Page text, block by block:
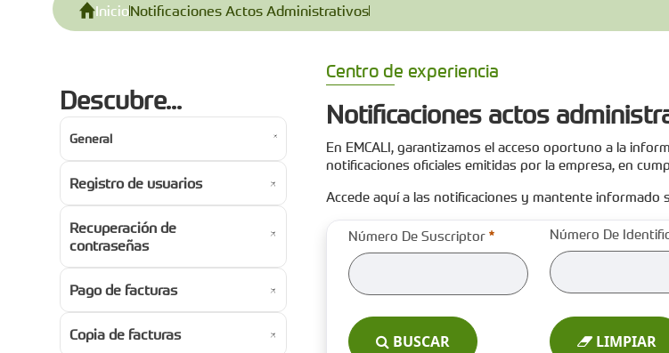
InicioNotificaciones Actos Administrativos
Descubre...
General
Registro de usuarios
Recuperación de
contraseñas
Pago de facturas
Copia de facturas
Centro de experiencia
Notificaciones actos
En EMCALI, garantizamos el acceso oportuno a la
notificaciones oficiales emitidas por la empresa, en
Accede aquí a las notificaciones y mantente informado
Número De Suscriptor RequeridoNúmero De
BUSCAR LIMPIAR